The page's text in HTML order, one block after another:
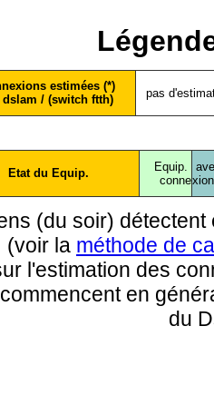
estimées (*)
dslam / (switch ftth)
pas
Etat du Equip.
Equip.
conne
(du soir)
(voir la méthode de
l'estimation des
en
du